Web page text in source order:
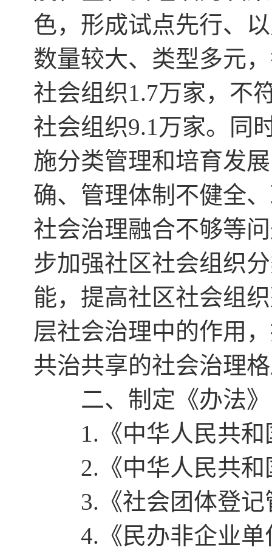
色，形成试点先行、
数量较大、类型多元
社会组织1.7万家，不
社会组织9.1万家。同
施分类管理和培育发
确、管理体制不健全
社会治理融合不够等
步加强社区社会组织
能，提高社区社会组
层社会治理中的作用
共治共享的社会治理
二、制定《办法》
1.《中华人民共和
2.《中华人民共和
3.《社会团体登记
4.《民办非企业单